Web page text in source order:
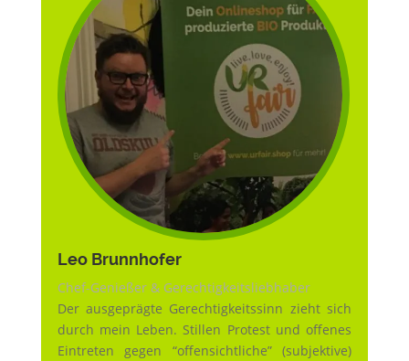
Leo Brunnhofer
Chef-Genießer & Gerechtigkeitsliebhaber
Der ausgeprägte Gerechtigkeitssinn zieht sich
durch mein Leben. Stillen Protest und offenes
Eintreten gegen “offensichtliche” (subjektive)